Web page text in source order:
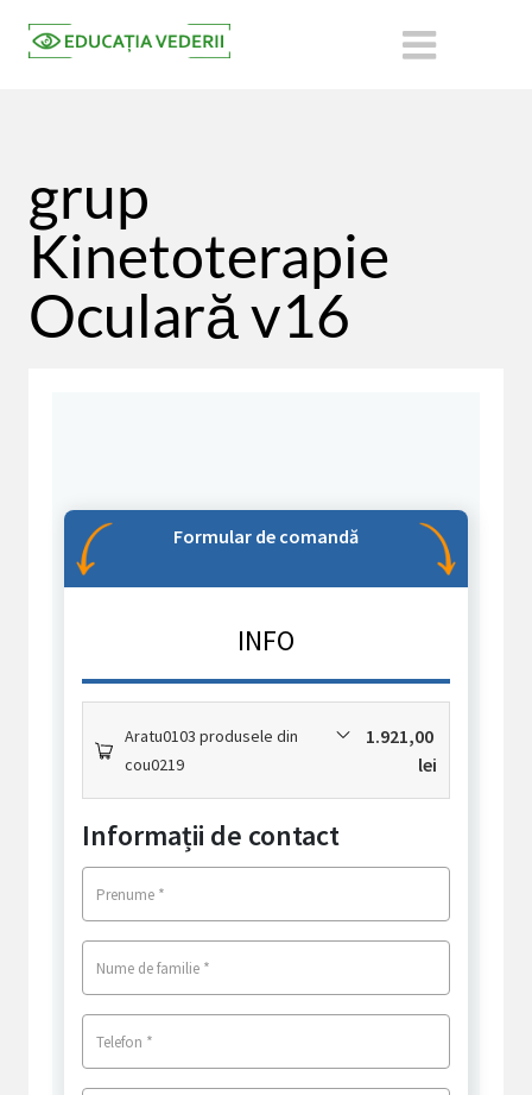
grup
Kinetoterapie
Oculară v16
Formular de comandă
INFO
Aratu0103 produsele din
cou0219
1.921,00
lei
Informații de contact
Prenume *
Nume de familie *
Telefon *